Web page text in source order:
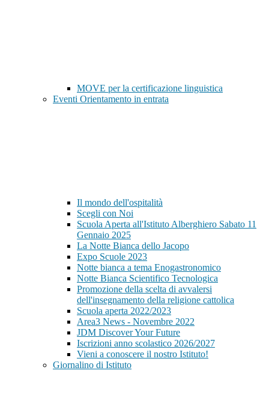
MOVE per la certificazione linguistica
Eventi Orientamento in entrata
Il mondo dell'ospitalità
Scegli con Noi
Scuola Aperta all'Istituto Alberghiero Sabato 11
Gennaio 2025
La Notte Bianca dello Jacopo
Expo Scuole 2023
Notte bianca a tema Enogastronomico
Notte Bianca Scientifico Tecnologica
Promozione della scelta di avvalersi
dell'insegnamento della religione cattolica
Scuola aperta 2022/2023
Area3 News - Novembre 2022
JDM Discover Your Future
Iscrizioni anno scolastico 2026/2027
Vieni a conoscere il nostro Istituto!
Giornalino di Istituto